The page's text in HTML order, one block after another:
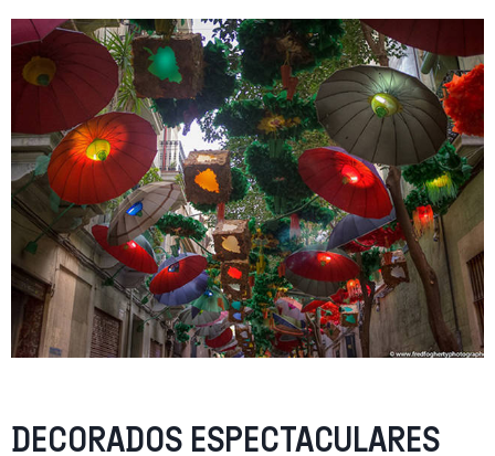
DECORADOS ESPECTACULARES